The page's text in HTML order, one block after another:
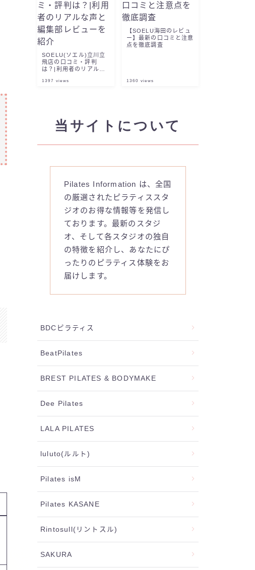
SOELU(ソエル)立川立
飛店の口コミ・評判
は？|利用者のリアルな
介
1397 views
【SOELU海田のレビュ
ー】最新の口コミと注意
点を徹底調査
1360 views
当サイトについて
Pilates Information は、全国
の厳選されたピラティススタ
ジオのお得な情報等を発信し
ております。最新のスタジ
オ、そして各スタジオの独自
の特徴を紹介し、あなたにぴ
ったりのピラティス体験をお
届けします。
BDCピラティス
BeatPilates
BREST PILATES & BODYMAKE
Dee Pilates
LALA PILATES
luluto(ルルト)
Pilates isM
Pilates KASANE
Rintosull(リントスル)
SAKURA